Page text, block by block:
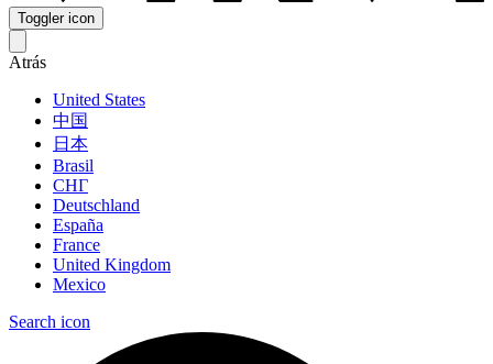
Toggler icon
Atrás
United States
中国
日本
Brasil
СНГ
Deutschland
España
France
United Kingdom
Mexico
Search icon